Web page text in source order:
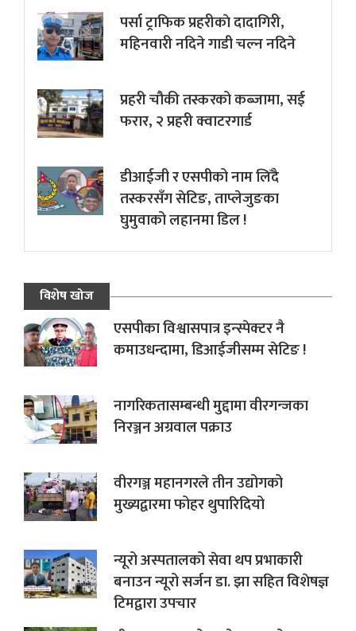
पर्सा ट्राफिक प्रहरीकाे दादागिरी,
महिनवारी नदिने गाडी चल्न नदिने
प्रहरी चौकी तस्करको कब्जामा, सई
फरार, २ प्रहरी क्वाटरगार्ड
डीआईजी र एसपीको नाम लिँदै
तस्करसँग सेटिङ, ताप्लेजुङका
घुमुवाको लहानमा डिल !
विशेष खोज
एसपीका विश्वासपात्र इन्स्पेक्टर नै
कमाउधन्दामा, डिआईजीसम्म सेटिङ !
नागरिकतासम्बन्धी मुद्दामा वीरगन्जका
निरञ्जन अग्रवाल पक्राउ
वीरगञ्ज महानगरले तीन उद्योगको
मुख्यद्वारमा फोहर थुपारिदियो
न्यूरो अस्पतालको सेवा थप प्रभाकारी
बनाउन न्यूरो सर्जन डा. झा सहित विशेषज्ञ
टिमद्वारा उपचार